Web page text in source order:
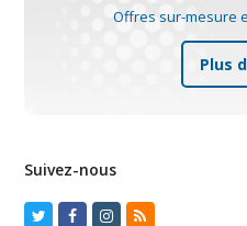
Offres sur-mesure
Plus
Suivez-nous
TwitterFacebook
Instagram
RSS